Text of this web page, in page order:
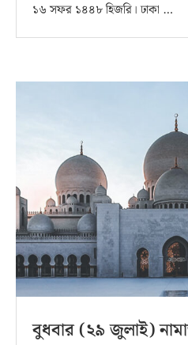
১৬ সফর ১৪৪৮ হিজরি। ঢাকা …
বুধবার (২৯ জুলাই)